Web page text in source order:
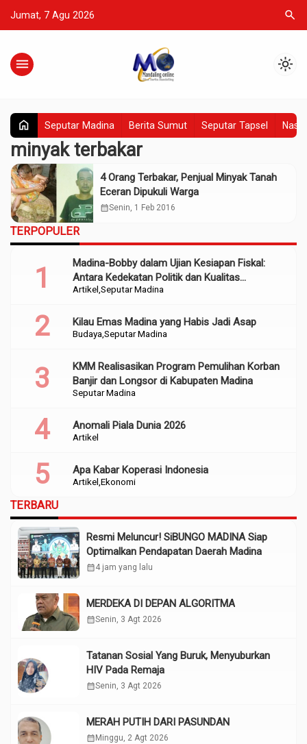
Jumat, 7 Agu 2026 search
menu light_mode
home Seputar Madina Berita Sumut Seputar Tapsel
minyak terbakar
4 Orang Terbakar, Penjual Minyak Tanah
Eceran Dipukuli Warga
calendar_monthSenin, 1 Feb 2016
TERPOPULER
Artikel Seputar Madina
Madina-Bobby dalam Ujian Kesiapan Fiskal:
Antara Kedekatan Politik dan Kualitas
Perencanaan
Budaya Seputar Madina
Kilau Emas Madina yang Habis Jadi Asap
Seputar Madina
KMM Realisasikan Program Pemulihan Korban
Banjir dan Longsor di Kabupaten Madina
Artikel
Anomali Piala Dunia 2026
Artikel Ekonomi
Apa Kabar Koperasi Indonesia
TERBARU
Resmi Meluncur! SiBUNGO MADINA Siap
Optimalkan Pendapatan Daerah Madina
calendar_month4 jam yang lalu
MERDEKA DI DEPAN ALGORITMA
calendar_monthSenin, 3 Agt 2026
Tatanan Sosial Yang Buruk, Menyuburkan
HIV Pada Remaja
calendar_monthSenin, 3 Agt 2026
MERAH PUTIH DARI PASUNDAN
calendar_month Minggu, 2 Agt 2026